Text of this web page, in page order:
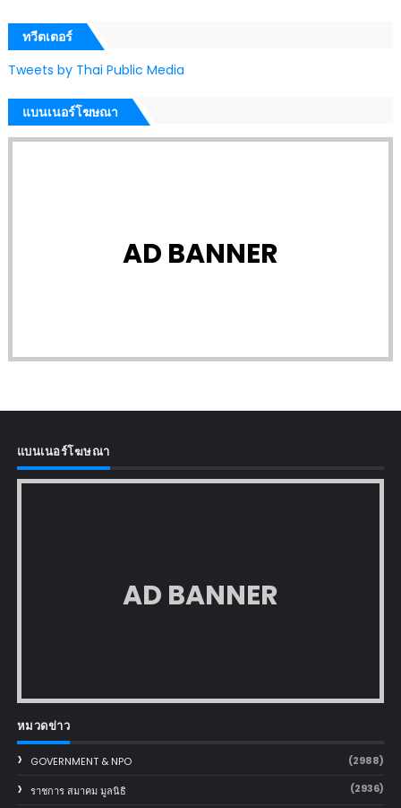
ทวีตเตอร์
Tweets by Thai Public Media
แบนเนอร์โฆษณา
AD BANNER
แบนเนอร์โฆษณา
AD BANNER
หมวดข่าว
GOVERNMENT & NPO (2988)
ราชการ สมาคม มูลนิธิ (2936)